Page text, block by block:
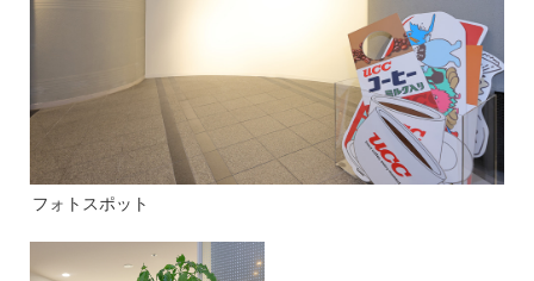
フォトスポット